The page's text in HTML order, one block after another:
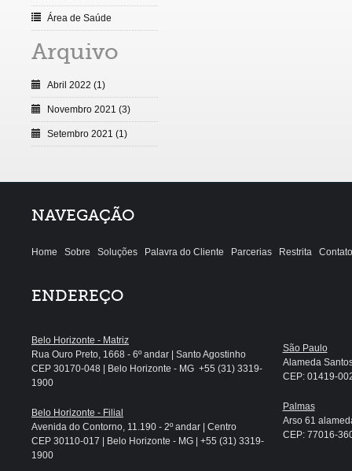
Área de Saúde
Arquivo
Abril 2022 (1)
Novembro 2021 (3)
Setembro 2021 (1)
NAVEGAÇÃO
Home Sobre Soluções Palavra do Cliente Parcerias Restrita Contato
ENDEREÇO
Belo Horizonte - Matriz
Rua Ouro Preto, 1668 - 6º andar | Santo Agostinho
CEP 30170-048 | Belo Horizonte - MG +55 (31) 3319-
1900
Belo Horizonte - Filial
Avenida do Contorno, 11.190 - 2º andar | Centro
CEP 30110-017 | Belo Horizonte - MG | +55 (31) 3319-
1900
São Paulo
Alameda
CEP: 01419-
Palmas
Arso 61
CEP: 77016-